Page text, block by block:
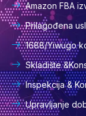
Amazon FBA
Prilagođena
1688/Yiwugo
Skladište
Inspekcija &
Upravljanje